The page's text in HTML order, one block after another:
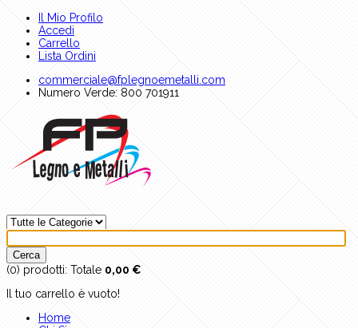
Il Mio Profilo
Accedi
Carrello
Lista Ordini
commerciale@fplegnoemetalli.com
Numero Verde: 800 701911
(0) prodotti: Totale 0,00 €
Il tuo carrello è vuoto!
Home